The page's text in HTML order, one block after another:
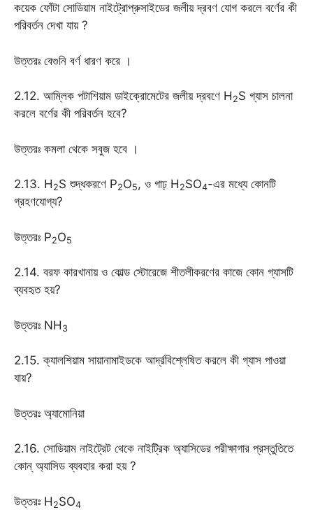
কয়েক ফোঁটা সোডিয়াম নাইট্রোপ্রুসাইডের জলীয় দ্রবণ যোগ করলে বর্ণের কী
পরিবর্তন দেখা যায় ?
উত্তরঃ বেগুনি বর্ণ ধারণ করে ।
2.12. আম্লিক পটাশিয়াম ডাইক্রোমেটের জলীয় দ্রবণে H 2S গ্যাস চালনা
করলে বর্ণের কী পরিবর্তন হবে?
উত্তরঃ কমলা থেকে সবুজ হবে ।
2.13. H 2S শুদ্ধকরণে P2O5, ও গাঢ় H 2SO4-এর মধ্যে কোনটি
গ্রহণযোগ্য?
উত্তরঃ P2O5
2.14. বরফ কারখানায় ও কোল্ড স্টোরেজে শীতলীকরণের কাজে কোন গ্যাসটি
ব্যবহৃত হয়?
উত্তরঃ NH 3
2.15. ক্যালশিয়াম সায়ানামাইডকে আর্দ্রবিশ্লেষিত করলে কী গ্যাস পাওয়া
যায়?
উত্তরঃ অ্যামোনিয়া
2.16. সোডিয়াম নাইট্রেট থেকে নাইট্রিক অ্যাসিডের পরীক্ষাগার প্রস্তুতিতে
কোন্ অ্যাসিড ব্যবহার করা হয় ?
উত্তরঃ H 2SO4